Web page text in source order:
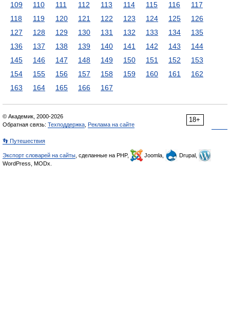
109
110 111 112 113 114 115 116
117
118
119 120 121 122 123 124 125
126
127
128 129 130 131 132 133 134
135
136
137 138 139 140 141 142 143
144
145
146 147 148 149 150 151 152
153
154
155 156 157 158 159 160 161
162
163
164 165 166 167
18+
© Академик, 2000-2026
Обратная связь: Техподдержка Реклама на сайте
👣 Путешествия
Экспорт словарей на сайты , сделанные на PHP, Joomla,
Drupal,
WordPress, MODx.